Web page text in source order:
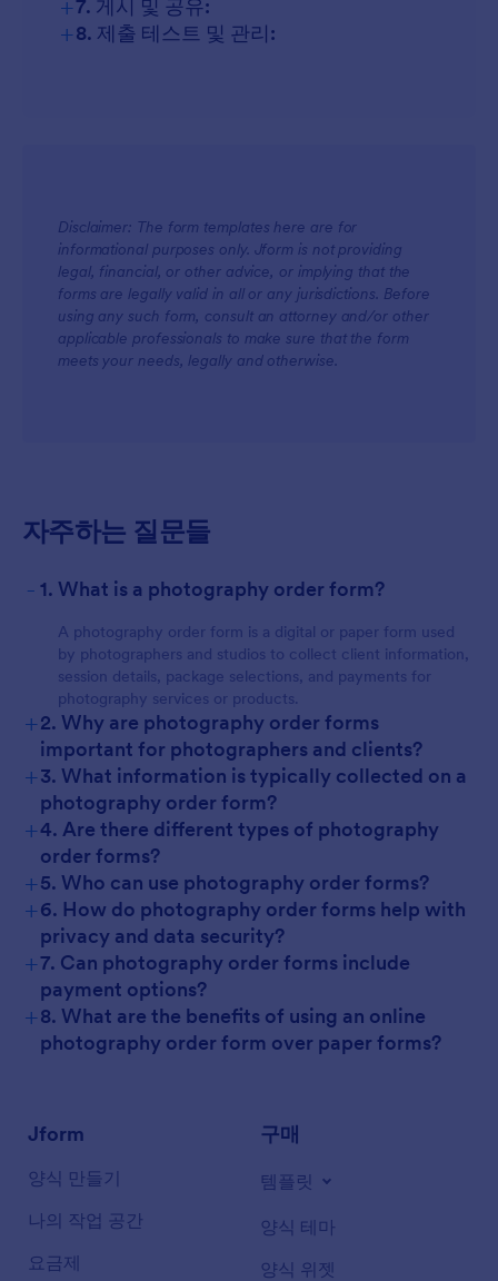
7. 게시 및 공유:
+8. 제출 테스트 및 관리:
Disclaimer: The form templates here are for
informational purposes only. Jform is not providing
legal, financial, or other advice, or implying that the
forms are legally valid in all or any jurisdictions. Before
using any such form, consult an attorney and/or other
applicable professionals to make sure that the form
meets your needs, legally and otherwise.
자주하는 질문들
- 1. What is a photography order form?
A photography order form is a digital or paper form used
by photographers and studios to collect client information,
session details, package selections, and payments for
photography services or products.
+2. Why are photography order forms
important for photographers and clients?
+3. What information is typically collected on a
photography order form?
+4. Are there different types of photography
order forms?
+5. Who can use photography order forms?
+6. How do photography order forms help with
privacy and data security?
+7. Can photography order forms include
payment options?
+8. What are the benefits of using an online
photography order form over paper forms?
Jform
양식 만들기
나의 작업 공간
요금제
구매
템플릿
양식 테마
양식 위젯